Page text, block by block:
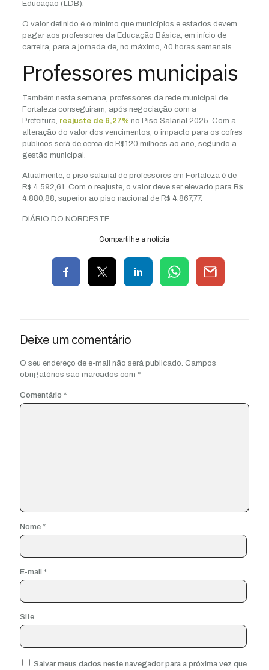
Educação (LDB).
O valor definido é o mínimo que municípios e estados devem
pagar aos professores da Educação Básica, em início de
carreira, para a jornada de, no máximo, 40 horas semanais.
Professores municipais
Também nesta semana, professores da rede municipal de
Fortaleza conseguiram, após negociação com a
Prefeitura, reajuste de 6,27% no Piso Salarial 2025. Com a
alteração do valor dos vencimentos, o impacto para os cofres
públicos será de cerca de R$120 milhões ao ano, segundo a
gestão municipal.
Atualmente, o piso salarial de professores em Fortaleza é de
R$ 4.592,61. Com o reajuste, o valor deve ser elevado para R$
4.880,88, superior ao piso nacional de R$ 4.867,77.
DIÁRIO DO NORDESTE
Compartilhe a notícia
Deixe um comentário
O seu endereço de e-mail não será publicado. Campos
obrigatórios são marcados com *
Comentário *
Nome *
E-mail *
Site
Salvar meus dados neste navegador para a próxima vez que